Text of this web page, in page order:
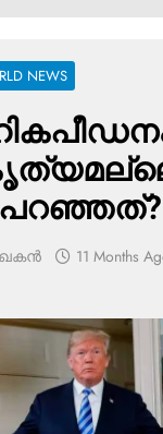
NEWS
പറഞ്ഞത്?
11 Months